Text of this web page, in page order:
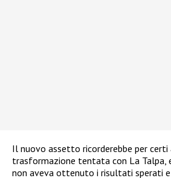
Il nuovo assetto ricorderebbe per
trasformazione tentata con La Talpa,
non aveva ottenuto i risultati sperati e